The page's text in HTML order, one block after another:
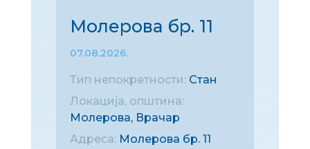
Молерова бр. 11
07.08.2026.
Тип непокретности: Стан
Локација, општина:
Молерова, Врачар
Адреса: Молерова бр. 11